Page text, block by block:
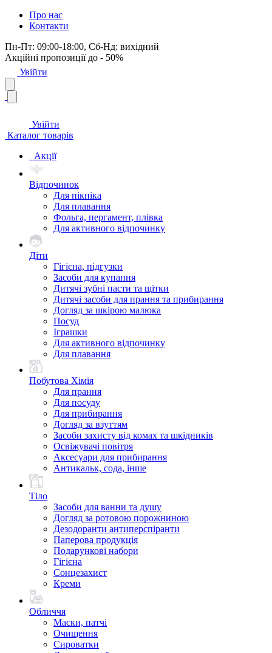
Про нас
Контакти
Пн-Пт: 09:00-18:00, Сб-Нд: вихідний
Акційні пропозиції до - 50%
Увійти
Увійти
Каталог товарів
Акції
Відпочинок
Для пікніка
Для плавання
Фольга, пергамент, плівка
Для активного відпочинку
Діти
Гігієна, підгузки
Засоби для купання
Дитячі зубні пасти та щітки
Дитячі засоби для прання та прибирання
Догляд за шкірою малюка
Посуд
Іграшки
Для активного відпочинку
Для плавання
Побутова Хімія
Для прання
Для посуду
Для прибирання
Догляд за взуттям
Засоби захисту від комах та шкідників
Освіжувачі повітря
Аксесуари для прибирання
Антикальк, сода, інше
Тіло
Засоби для ванни та душу
Догляд за ротовою порожниною
Дезодоранти антиперспіранти
Паперова продукція
Подарункові набори
Гігієна
Сонцезахист
Креми
Обличчя
Маски, патчі
Очищення
Сироватки